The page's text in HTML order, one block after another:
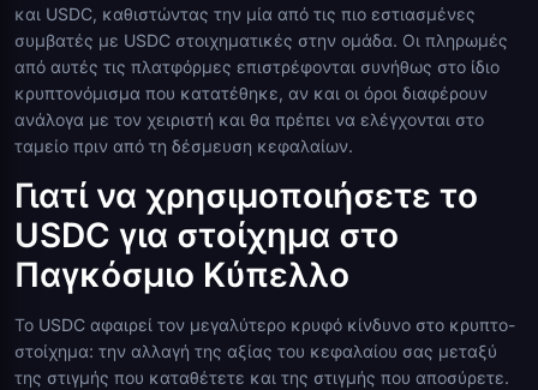
και USDC, καθιστώντας την μία από τις πιο εστιασμένες
συμβατές με USDC στοιχηματικές στην ομάδα. Οι πληρωμές
από αυτές τις πλατφόρμες επιστρέφονται συνήθως στο ίδιο
κρυπτονόμισμα που κατατέθηκε, αν και οι όροι διαφέρουν
ανάλογα με τον χειριστή και θα πρέπει να ελέγχονται στο
ταμείο πριν από τη δέσμευση κεφαλαίων.
Γιατί να χρησιμοποιήσετε το
USDC για στοίχημα στο
Παγκόσμιο Κύπελλο
Το USDC αφαιρεί τον μεγαλύτερο κρυφό κίνδυνο στο κρυπτο-
στοίχημα: την αλλαγή της αξίας του κεφαλαίου σας μεταξύ
της στιγμής που καταθέτετε και της στιγμής που αποσύρετε.